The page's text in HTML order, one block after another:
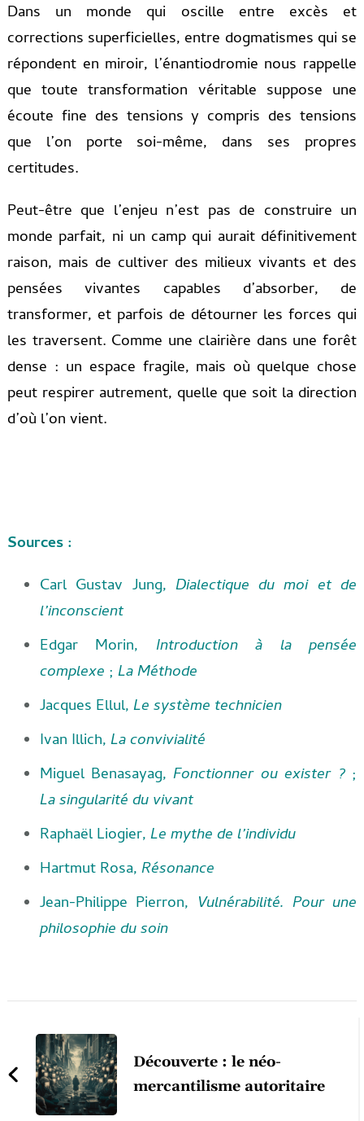
Dans un monde qui oscille entre excès et
corrections superficielles, entre dogmatismes qui se
répondent en miroir, l’énantiodromie nous rappelle
que toute transformation véritable suppose une
écoute fine des tensions y compris des tensions
que l’on porte soi-même, dans ses propres
certitudes.
Peut-être que l’enjeu n’est pas de construire un
monde parfait, ni un camp qui aurait définitivement
raison, mais de cultiver des milieux vivants et des
pensées vivantes capables d’absorber, de
transformer, et parfois de détourner les forces qui
les traversent. Comme une clairière dans une forêt
dense : un espace fragile, mais où quelque chose
peut respirer autrement, quelle que soit la direction
d’où l’on vient.
Sources :
Carl Gustav Jung, Dialectique du moi et de
l’inconscient
Edgar Morin, Introduction à la pensée
complexe ; La Méthode
Jacques Ellul,Le système technicien
Ivan Illich,La convivialité
Miguel Benasayag,Fonctionner ou exister ?;
La singularité du vivant
Raphaël Liogier,Le mythe de l’individu
Hartmut Rosa,Résonance
Jean-Philippe Pierron, Vulnérabilité. Pour une
philosophie du soin
Post
NavigationDécouverte : le néo-
mercantilisme autoritaire